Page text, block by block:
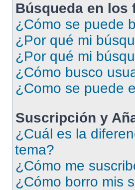
Búsqueda en los
¿Cómo se puede
¿Por qué mi
¿Por qué mi
¿Cómo busco
¿Como se puede
Suscripción y
¿Cuál es la
tema?
¿Cómo me
¿Cómo borro mis